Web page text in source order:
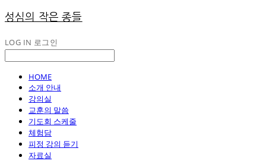
성심의 작은 종들
LOG IN 로그인
HOME
소개 안내
강의실
교훈의 말씀
기도회 스케줄
체험담
피정 강의 듣기
자료실